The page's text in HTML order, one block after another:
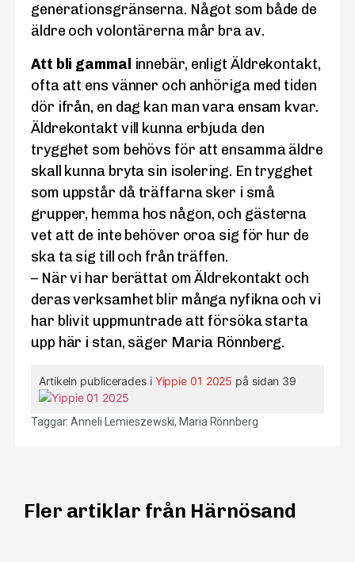
generationsgränserna. Något som både de
äldre och volontärerna mår bra av.
Att bli gammal innebär, enligt Äldrekontakt,
ofta att ens vänner och anhöriga med tiden
dör ifrån, en dag kan man vara ensam kvar.
Äldrekontakt vill kunna erbjuda den
trygghet som behövs för att ensamma äldre
skall kunna bryta sin isolering. En trygghet
som uppstår då träffarna sker i små
grupper, hemma hos någon, och gästerna
vet att de inte behöver oroa sig för hur de
ska ta sig till och från träffen.
– När vi har berättat om Äldrekontakt och
deras verksamhet blir många nyfikna och vi
har blivit uppmuntrade att försöka starta
upp här i stan, säger Maria Rönnberg.
Artikeln publicerades i Yippie 01 2025 på sidan 39
Taggar:Anneli Lemieszewski, Maria Rönnberg
Fler artiklar från Härnösand